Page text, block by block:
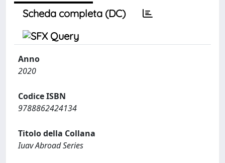
Scheda completa (DC)
Anno
2020
Codice ISBN
9788862424134
Titolo della Collana
Iuav Abroad Series